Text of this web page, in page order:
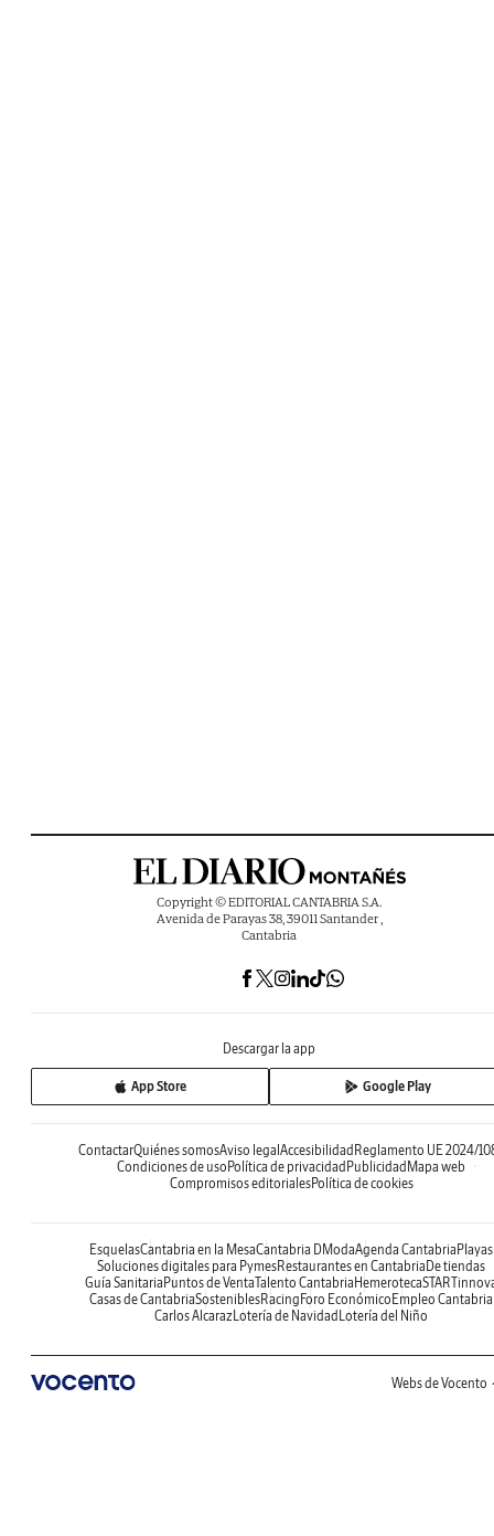
Copyright © EDITORIAL CANTABRIA S.A.
Avenida de Parayas 38, 39011 Santander ,
Cantabria
Descargar la app
App Store Google Play
ContactarQuiénes somosAviso legalAccesibilidadReglamento UE 2024/
Condiciones de usoPolítica de privacidadPublicidadMapa web
Compromisos editorialesPolítica de cookies
EsquelasCantabria en la MesaCantabria DModaAgenda CantabriaPlayas
Soluciones digitales para PymesRestaurantes en CantabriaDe tiendas
Guía SanitariaPuntos de VentaTalento CantabriaHemeroteca
Casas de CantabriaSosteniblesRacingForo EconómicoEmpleo Cantabria
Carlos AlcarazLotería de NavidadLotería del Niño
Webs de Vocento